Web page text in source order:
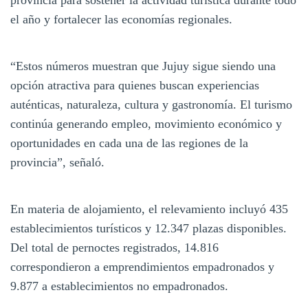
el año y fortalecer las economías regionales.
“Estos números muestran que Jujuy sigue siendo una
opción atractiva para quienes buscan experiencias
auténticas, naturaleza, cultura y gastronomía. El turismo
continúa generando empleo, movimiento económico y
oportunidades en cada una de las regiones de la
provincia”, señaló.
En materia de alojamiento, el relevamiento incluyó 435
establecimientos turísticos y 12.347 plazas disponibles.
Del total de pernoctes registrados, 14.816
correspondieron a emprendimientos empadronados y
9.877 a establecimientos no empadronados.